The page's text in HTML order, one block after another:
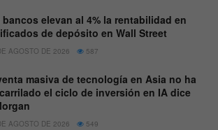
bancos elevan al 4% la rentabilidad en
de depósito en Wall Street
AGOSTO DE 2026 587
masiva de tecnología en Asia no ha
el ciclo de inversión en IA dice
AGOSTO DE 2026 549